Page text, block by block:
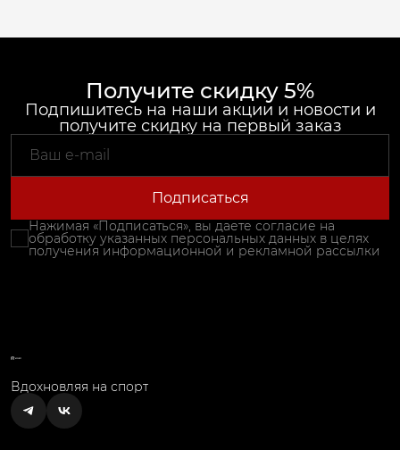
Получите скидку 5%
Подпишитесь на наши акции и новости и
получите скидку на первый заказ
Подписаться
Нажимая «Подписаться», вы даете согласие на
обработку указанных персональных данных в целях
получения информационной и рекламной рассылки
Вдохновляя на спорт